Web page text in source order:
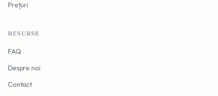
Prețuri
RESURSE
FAQ
Despre noi
Contact